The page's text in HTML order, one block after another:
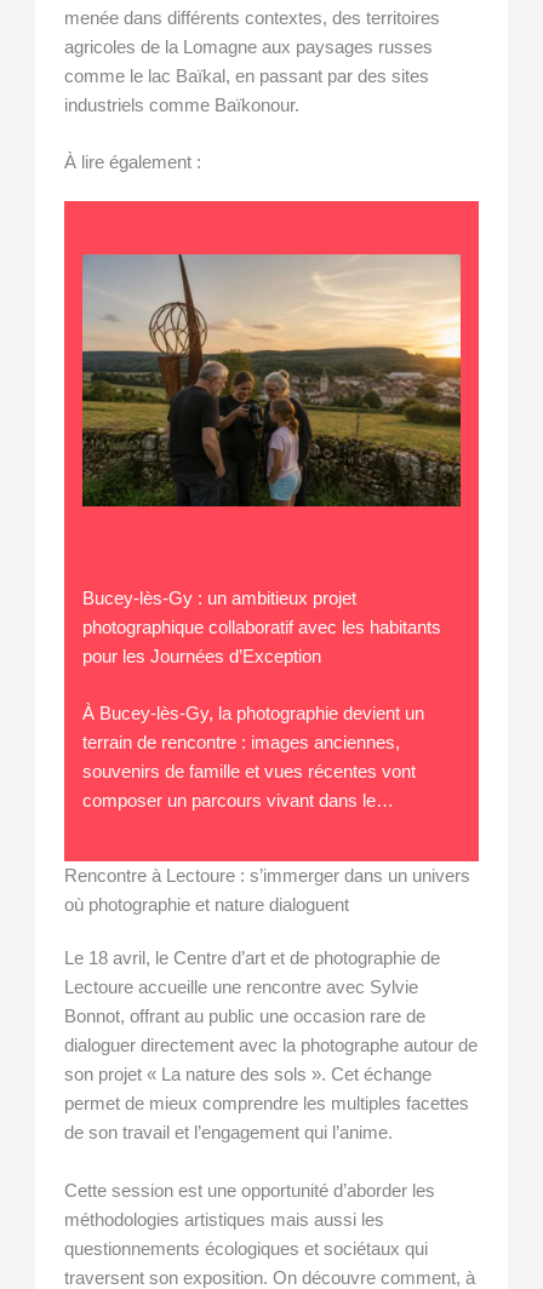
menée dans différents contextes, des territoires
agricoles de la Lomagne aux paysages russes
comme le lac Baïkal, en passant par des sites
industriels comme Baïkonour.
À lire également :
Bucey-lès-Gy : un ambitieux projet
photographique collaboratif avec les habitants
pour les Journées d’Exception
À Bucey-lès-Gy, la photographie devient un
terrain de rencontre : images anciennes,
souvenirs de famille et vues récentes vont
composer un parcours vivant dans le…
Rencontre à Lectoure : s’immerger dans un univers
où photographie et nature dialoguent
Le 18 avril, le Centre d’art et de photographie de
Lectoure accueille une rencontre avec Sylvie
Bonnot, offrant au public une occasion rare de
dialoguer directement avec la photographe autour de
son projet « La nature des sols ». Cet échange
permet de mieux comprendre les multiples facettes
de son travail et l’engagement qui l’anime.
Cette session est une opportunité d’aborder les
méthodologies artistiques mais aussi les
questionnements écologiques et sociétaux qui
traversent son exposition. On découvre comment, à